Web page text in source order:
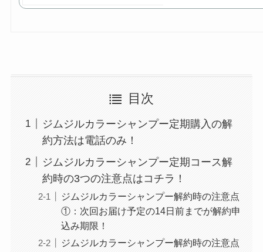
目次
ジムジルカラーシャンプー定期購入の解
約方法は電話のみ！
ジムジルカラーシャンプー定期コース解
約時の3つの注意点はコチラ！
ジムジルカラーシャンプー解約時の注意点
①：次回お届け予定の14日前までが解約申
込み期限！
ジムジルカラーシャンプー解約時の注意点